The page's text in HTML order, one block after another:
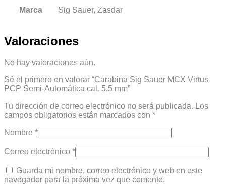
Marca Sig Sauer, Zasdar
Valoraciones
No hay valoraciones aún.
Sé el primero en valorar “Carabina Sig Sauer MCX Virtus
PCP Semi-Automática cal. 5,5 mm”
Tu dirección de correo electrónico no será publicada. Los
campos obligatorios están marcados con *
Nombre *
Correo electrónico *
Guarda mi nombre, correo electrónico y web en este
navegador para la próxima vez que comente.